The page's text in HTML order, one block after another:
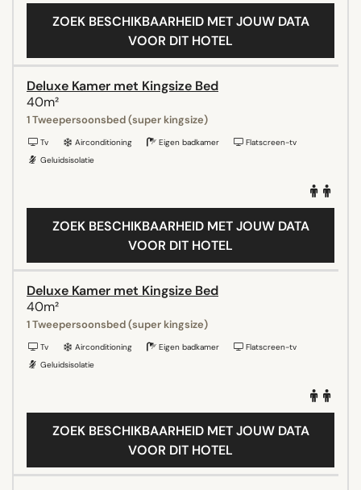
ZOEK BESCHIKBAARHEID MET JOUW DATA
VOOR DIT HOTEL
Deluxe Kamer met Kingsize Bed
40m²
1 Tweepersoonsbed (super kingsize)
Tv Airconditioning Eigen badkamer
Flatscreen-tv
Geluidsisolatie
ZOEK BESCHIKBAARHEID MET JOUW DATA
VOOR DIT HOTEL
Deluxe Kamer met Kingsize Bed
40m²
1 Tweepersoonsbed (super kingsize)
Tv Airconditioning Eigen badkamer
Flatscreen-tv
Geluidsisolatie
ZOEK BESCHIKBAARHEID MET JOUW DATA
VOOR DIT HOTEL